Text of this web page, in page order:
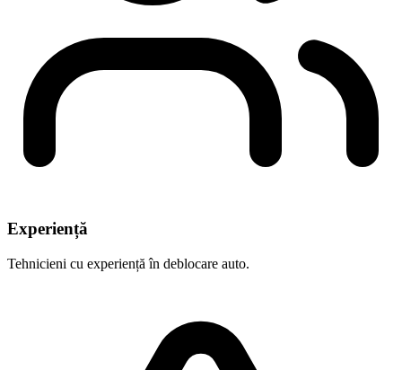
Experiență
Tehnicieni cu experiență în deblocare auto.